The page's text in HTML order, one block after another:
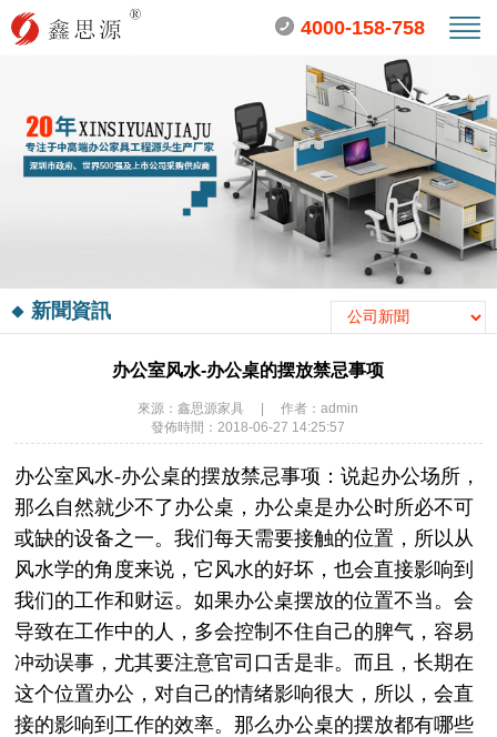
4000-158-758
新聞資訊
办公室风水-办公桌的摆放禁忌事项
來源：鑫思源家具
作者：admin
發佈時間：2018-06-27 14:25:57
办公室风水-办公桌的摆放禁忌事项：说起办公场所，
那么自然就少不了办公桌，办公桌是办公时所必不可
或缺的设备之一。我们每天需要接触的位置，所以从
风水学的角度来说，它风水的好坏，也会直接影响到
我们的工作和财运。如果办公桌摆放的位置不当。会
导致在工作中的人，多会控制不住自己的脾气，容易
冲动误事，尤其要注意官司口舌是非。而且，长期在
这个位置办公，对自己的情绪影响很大，所以，会直
接的影响到工作的效率。那么办公桌的摆放都有哪些